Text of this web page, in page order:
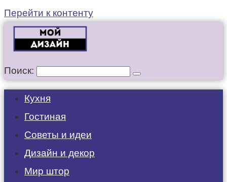
Перейти к контенту
Поиск:
Кухня
Гостиная
Советы и идеи
Дизайн и декор
Мир штор